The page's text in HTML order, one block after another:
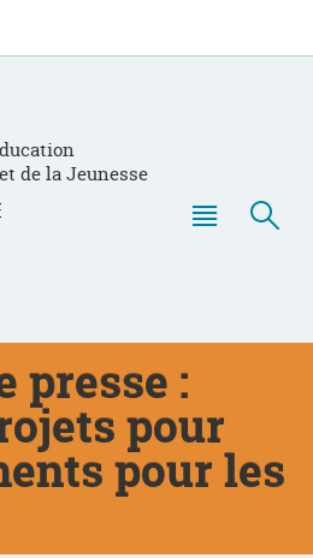
de la Jeunesse
presse :
pour
pour les